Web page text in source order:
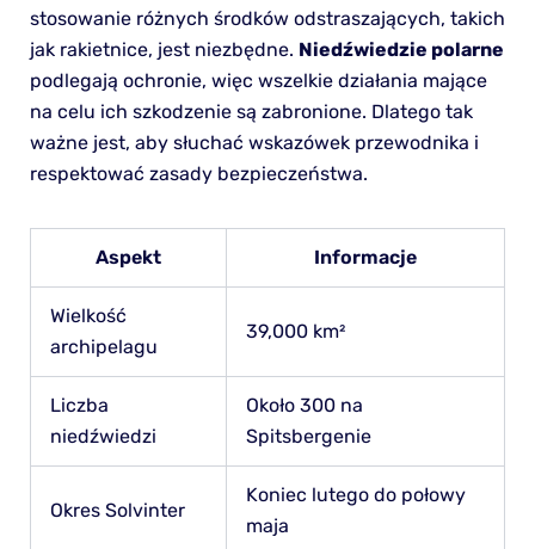
stosowanie różnych środków odstraszających, takich
jak rakietnice, jest niezbędne. Niedźwiedzie polarne
podlegają ochronie, więc wszelkie działania mające
na celu ich szkodzenie są zabronione. Dlatego tak
ważne jest, aby słuchać wskazówek przewodnika i
respektować zasady bezpieczeństwa.
Aspekt Informacje
Wielkość
archipelagu
39,000 km²
Liczba
niedźwiedzi
Około 300 na
Spitsbergenie
Okres Solvinter
Koniec lutego do połowy
maja